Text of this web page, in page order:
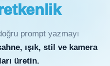
prompt yazmayı
ışık, stil ve kamera
üretin.